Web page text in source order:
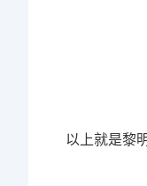
以上就是黎